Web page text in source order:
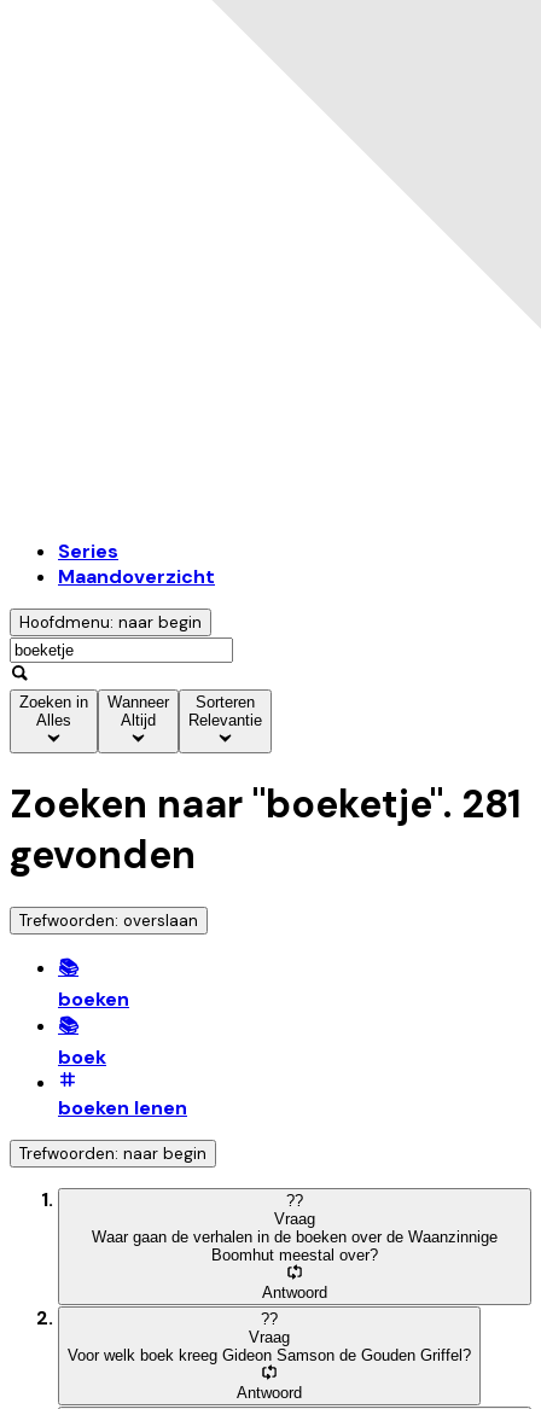
Series
Maandoverzicht
Hoofdmenu: naar begin
Zoeken in
Alles
Wanneer
Altijd
Sorteren
Relevantie
Zoeken naar "boeketje". 281
gevonden
Trefwoorden: overslaan
📚
boeken
📚
boek
boeken lenen
Trefwoorden: naar begin
??
Vraag
Waar gaan de verhalen in de boeken over de Waanzinnige
Boomhut meestal over?
Antwoord
??
Vraag
Voor welk boek kreeg Gideon Samson de Gouden Griffel?
Antwoord